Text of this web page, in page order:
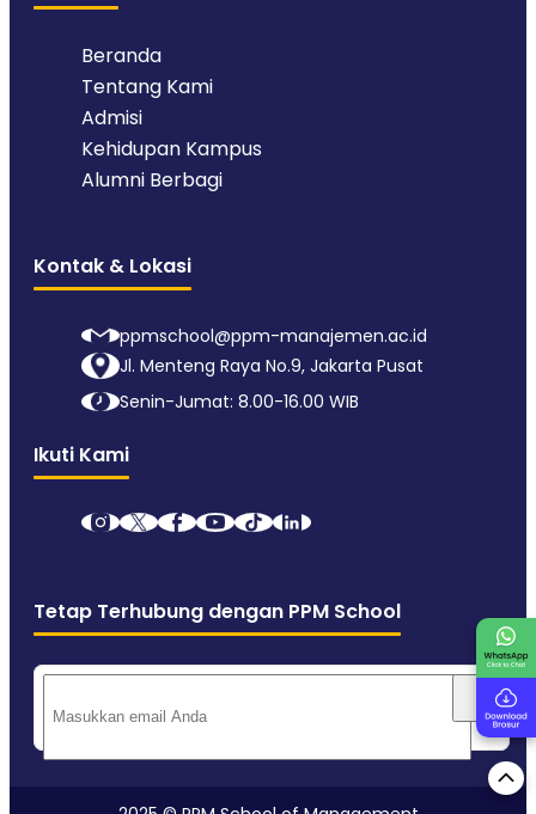
Beranda
Tentang Kami
Admisi
Kehidupan Kampus
Alumni Berbagi
Kontak & Lokasi
ppmschool@ppm-manajemen.ac.id
Jl. Menteng Raya No.9, Jakarta Pusat
Senin-Jumat: 8.00-16.00 WIB
Ikuti Kami
Tetap Terhubung dengan PPM School